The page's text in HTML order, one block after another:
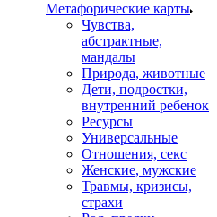
Mетафорические карты
Чувства,
абстрактные,
мандалы
Природа, животные
Дети, подростки,
внутренний ребенок
Ресурсы
Универсальные
Отношения, секс
Женские, мужские
Травмы, кризисы,
страхи